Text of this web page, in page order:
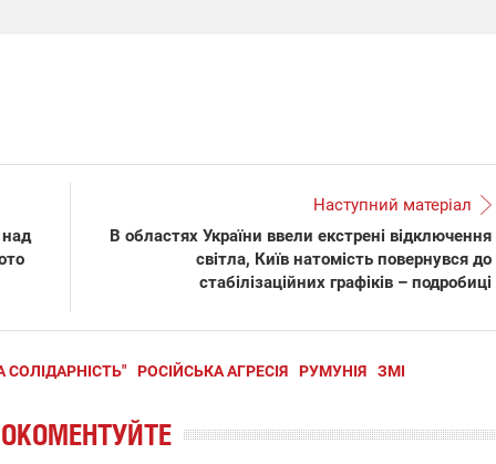
над
Наступний матеріал
В областях України ввели екстрені відключення
світла, Київ натомість повернувся до
стабілізаційних графіків – подробиці
СОЛІДАРНІСТЬ" РОСІЙСЬКА АГРЕСІЯ РУМУНІЯ ЗМІ